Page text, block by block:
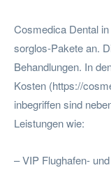
Cosmedica Dental
sorglos-Pakete an.
Behandlungen. In
Kosten (https://
inbegriffen sind
Leistungen wie:
– VIP Flughafen-